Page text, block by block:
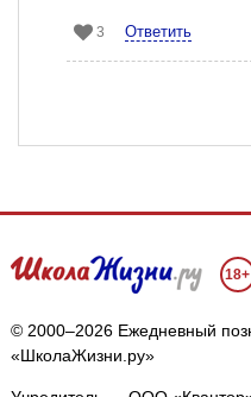
3 Ответить
18+
© 2000–2026 Ежедневный
«ШколаЖизни.ру»